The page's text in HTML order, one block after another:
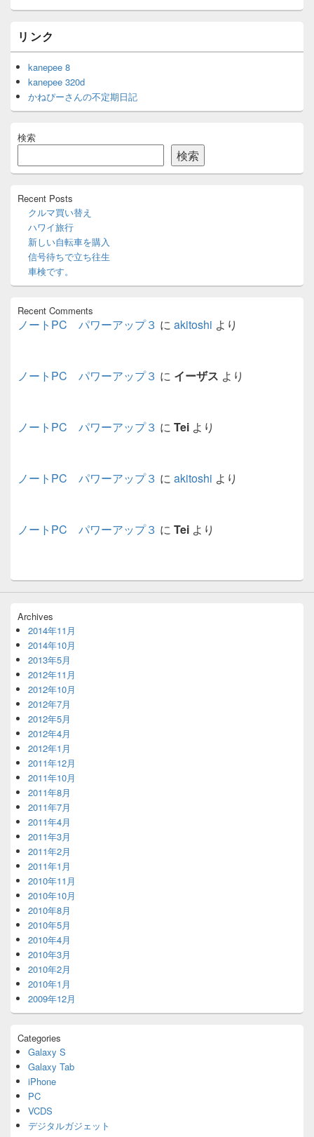
ン
サ
イ
バ
ー
ィ
ェ
ッ
エ
リンク
kanepee 8
kanepee 320d
かねぴーさんの不定期日記
検索
検索
Recent Posts
クルマ買い替え
ハワイ旅行
新しい自転車を購入
信号待ちで立ち往生
車検です。
Recent Comments
ノートPC パワーアップ３ に akitoshi より
ノートPC パワーアップ３ に イーザス より
ノートPC パワーアップ３ に Tei より
ノートPC パワーアップ３ に akitoshi より
ノートPC パワーアップ３ に Tei より
Archives
2014年11月
2014年10月
2013年5月
2012年11月
2012年10月
2012年7月
2012年5月
2012年4月
2012年1月
2011年12月
2011年10月
2011年8月
2011年7月
2011年4月
2011年3月
2011年2月
2011年1月
2010年11月
2010年10月
2010年8月
2010年5月
2010年4月
2010年3月
2010年2月
2010年1月
2009年12月
Categories
Galaxy S
Galaxy Tab
iPhone
PC
VCDS
デジタルガジェット